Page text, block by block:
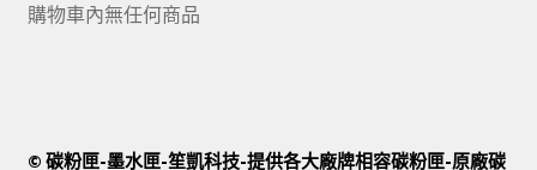
購物車內無任何商品
© 碳粉匣-墨水匣-笙凱科技-提供各大廠牌相容碳粉匣-原廠碳